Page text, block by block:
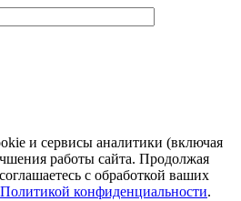
и сервисы аналитики (включая
работы сайта. Продолжая
с обработкой ваших
Политикой конфиденциальности.